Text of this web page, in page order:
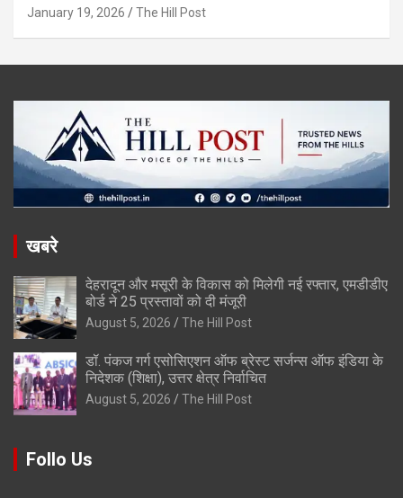
January 19, 2026 The Hill Post
खबरे
देहरादून और मसूरी के विकास को मिलेगी नई रफ्तार, एमडीडीए
बोर्ड ने 25 प्रस्तावों को दी मंजूरी
August 5, 2026 The Hill Post
डॉ. पंकज गर्ग एसोसिएशन ऑफ ब्रेस्ट सर्जन्स ऑफ इंडिया के
निदेशक (शिक्षा), उत्तर क्षेत्र निर्वाचित
August 5, 2026 The Hill Post
Follo Us